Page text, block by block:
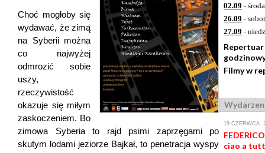
Choć mogłoby się
wydawać, że zimą
na Syberii można
co najwyżej
odmrozić sobie
uszy,
rzeczywistość
okazuje się miłym
zaskoczeniem. Bo
zimowa Syberia to rajd psimi zaprzęgami po
skutym lodami jeziorze Bajkał, to penetracja wyspy
02.09 - środa
26.09 -
27.09 -
Repertuar
Filmy w
19 CZERWCA-
ciao a